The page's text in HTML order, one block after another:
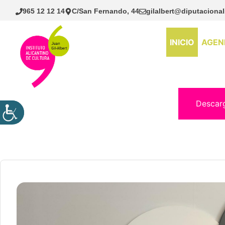
Saltar
965 12 12 14 C/San Fernando, 44
INICIO